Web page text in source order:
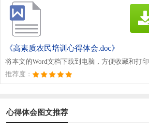
《高素质农民培训心得体会.doc》
将本文的Word文档下载到电脑，方便收藏和打印
推荐度：
心得体会图文推荐